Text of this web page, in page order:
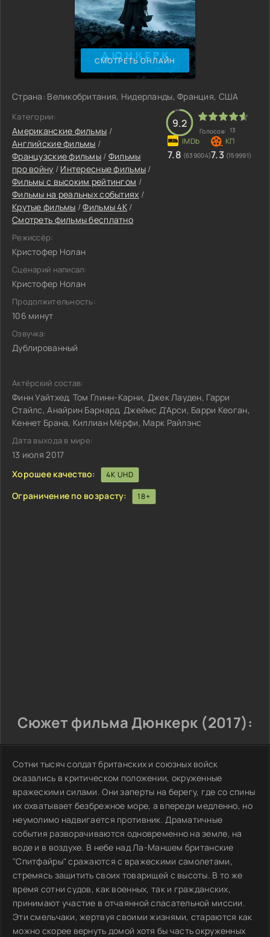
СМОТРЕТЬ ОНЛАЙН
Страна: Великобритания, Нидерланды, Франция, США
Категории:
Американские фильмы /
Английские фильмы /
Французские фильмы / Фильмы
про войну / Интересные фильмы /
Фильмы с высоким рейтингом /
Фильмы на реальных событиях /
Крутые фильмы /Фильмы 4K /
Смотреть фильмы бесплатно
Режиссёр:
Кристофер Нолан
Сценарий написал:
Кристофер Нолан
Продолжительность:
106 минут
Озвучка:
Дублированный
9.2
Голосов: 13
7.8 (639004)7.3 (159991)
Актёрский состав:
Финн Уайтхед, Том Глинн-Карни, Джек Лауден, Гарри
Стайлс, Анайрин Барнард, Джеймс Д'Арси, Барри Кеоган,
Кеннет Брана, Киллиан Мёрфи, Марк Райлэнс
Дата выхода в мире:
13 июля 2017
Хорошее качество:
4K UHD
Ограничение по возрасту: 18+
Сюжет фильма Дюнкерк (2017):
Сотни тысяч солдат британских и союзных войск
оказались в критическом положении, окруженные
вражескими силами. Они заперты на берегу, где со спины
их охватывает безбрежное море, а впереди медленно, но
неумолимо надвигается противник. Драматичные
события разворачиваются одновременно на земле, на
воде и в воздухе. В небе над Ла-Маншем британские
"Спитфайры" сражаются с вражескими самолетами,
стремясь защитить своих товарищей с высоты. В то же
время сотни судов, как военных, так и гражданских,
принимают участие в отчаянной спасательной миссии.
Эти смельчаки, жертвуя своими жизнями, стараются как
можно скорее вернуть домой хотя бы часть окруженных